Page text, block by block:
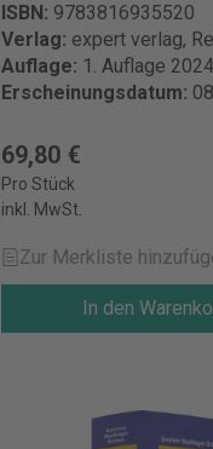
ISBN: 9783816935520
Verlag: expert verlag,
Auflage: 1. Auflage 2024
Erscheinungsdatum:
69,80 €
Pro Stück
inkl. MwSt.
Zur Merkliste
In den